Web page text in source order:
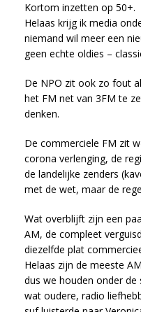
Kortom inzetten op 50+.
Helaas krijg ik media
niemand wil meer een
geen echte oldies –
De NPO zit ook zo fout
het FM net van 3FM te
denken.
De commerciele FM zit
corona verlenging, de
de landelijke zenders
met de wet, maar de
Wat overblijft zijn een
AM, de compleet
diezelfde plat
Helaas zijn de meeste
dus we houden onder
wat oudere, radio